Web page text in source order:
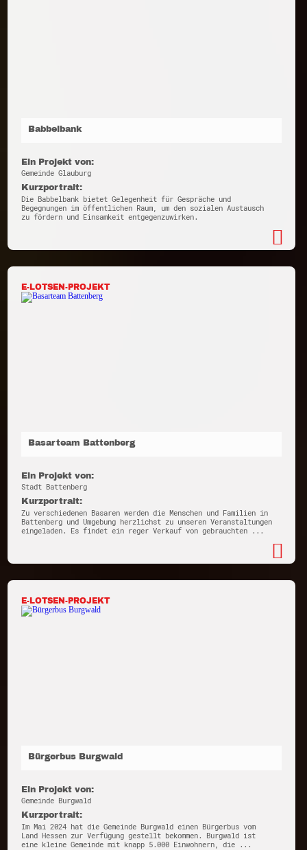
Babbelbank
Ein Projekt von:
Gemeinde Glauburg
Kurzportrait:
Die Babbelbank bietet Gelegenheit für Gespräche und
Begegnungen im öffentlichen Raum, um den sozialen Austausch
zu fördern und Einsamkeit entgegenzuwirken.
E-LOTSEN-PROJEKT
Basarteam Battenberg
Ein Projekt von:
Stadt Battenberg
Kurzportrait:
Zu verschiedenen Basaren werden die Menschen und Familien in
Battenberg und Umgebung herzlichst zu unseren Veranstaltungen
eingeladen. Es findet ein reger Verkauf von gebrauchten ...
E-LOTSEN-PROJEKT
Bürgerbus Burgwald
Ein Projekt von:
Gemeinde Burgwald
Kurzportrait:
Im Mai 2024 hat die Gemeinde Burgwald einen Bürgerbus vom
Land Hessen zur Verfügung gestellt bekommen. Burgwald ist
eine kleine Gemeinde mit knapp 5.000 Einwohnern, die ...